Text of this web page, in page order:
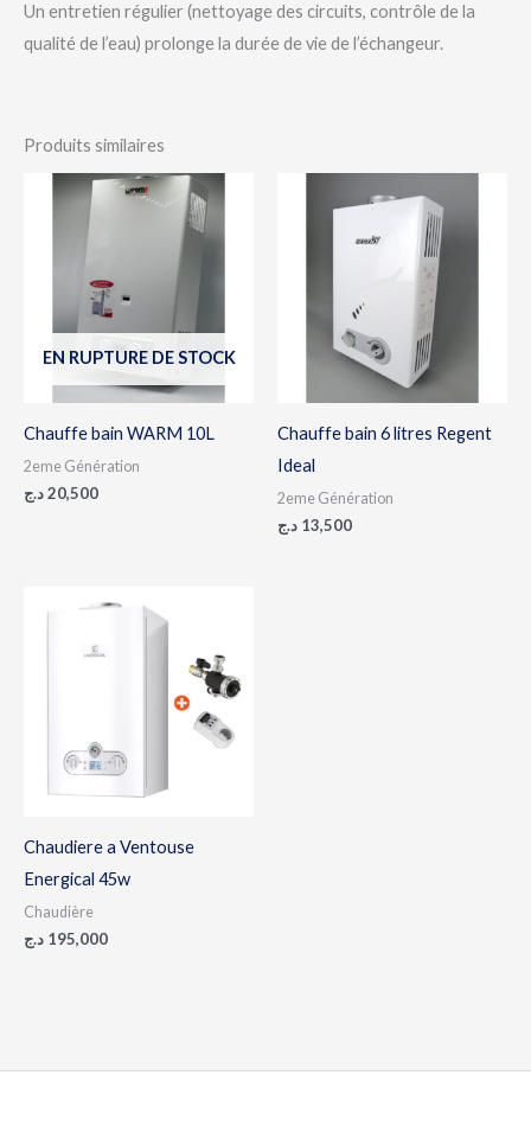
Un entretien régulier (nettoyage des circuits, contrôle de la
qualité de l’eau) prolonge la durée de vie de l’échangeur.
Produits similaires
EN RUPTURE DE STOCK
Chauffe bain WARM 10L
2eme Génération
20,500د.ج
Chauffe bain 6 litres Regent
Ideal
2eme Génération
13,500 د.ج
Chaudiere a Ventouse
Energical 45w
Chaudière
195,000 د.ج